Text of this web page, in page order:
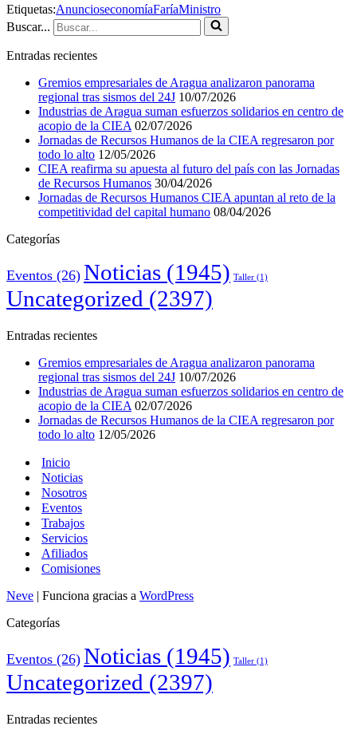
Etiquetas:AnuncioseconomíaFaríaMinistro
Buscar...
Entradas recientes
Gremios empresariales de Aragua analizaron panorama
regional tras sismos del 24J 10/07/2026
Industrias de Aragua suman esfuerzos solidarios en centro de
acopio de la CIEA 02/07/2026
Jornadas de Recursos Humanos de la CIEA regresaron por
todo lo alto 12/05/2026
CIEA reafirma su apuesta al futuro del país con las Jornadas
de Recursos Humanos 30/04/2026
Jornadas de Recursos Humanos CIEA apuntan al reto de la
competitividad del capital humano 08/04/2026
Categorías
Eventos (26) Noticias (1945) Taller (1)
Uncategorized (2397)
Entradas recientes
Gremios empresariales de Aragua analizaron panorama
regional tras sismos del 24J 10/07/2026
Industrias de Aragua suman esfuerzos solidarios en centro de
acopio de la CIEA 02/07/2026
Jornadas de Recursos Humanos de la CIEA regresaron por
todo lo alto 12/05/2026
Inicio
Noticias
Nosotros
Eventos
Trabajos
Servicios
Afiliados
Comisiones
Neve | Funciona gracias a WordPress
Categorías
Eventos (26) Noticias (1945) Taller (1)
Uncategorized (2397)
Entradas recientes